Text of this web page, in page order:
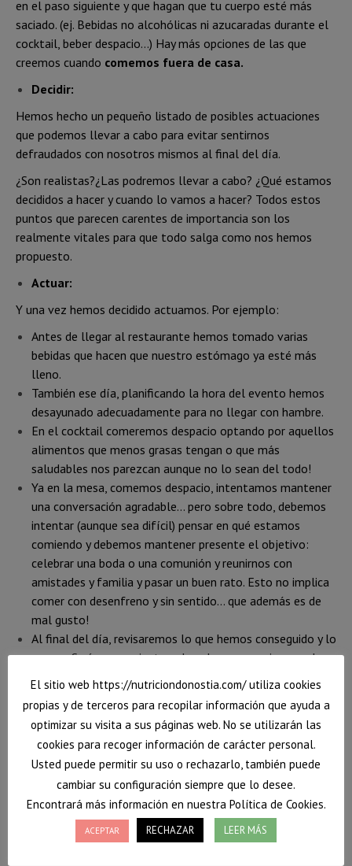
en el paso siguiente y que hagan que tu cuerpo esté más
saciado. (ej. Bebidas no alcohólicas ni azucaradas durante el
cocktail, beber despacio…) Hay más opciones de las que
creemos cuando comemos fuera de casa.
Decidir:
Hemos hecho un pequeño listado de posibles actuaciones
que podemos llevar a cabo para evitar sentirnos
defraudados con nosotros mismos al final del día.
¿Son realistas?¿Las podremos llevar a cabo? ¿Qué estamos
decididos a hacer y cuando lo vamos a hacer? Todos estos
puntos que parecen carentes de importancia son los
realmente vitales para que todo salga como nos hemos
propuesto.
Actuar:
Y una vez hemos decidido actuamos. Por ejemplo:
Antes de llegar al restaurante hemos tomado varias
bebidas que hacen que nuestro estómago ya esté más
lleno.
También ese día, planificando la hora del evento hemos
desayunado adecuadamente para no llegar con hambre.
En el cocktail comeremos despacio optando por aquellos
alimentos que menos grasas tengan o que más
saludables nos parezcan aunque no lo sean del todo!
Ya en la mesa, comemos despacio, intentamos mantener
una conversación agradable… pero sobre todo, debemos
intentar (aunque sea difícil) pensar en qué estamos
comiendo y debemos mantener presente el objetivo:
celebrar una boda o una comunión y reunirnos con
amistades y familia y pasar un buen rato. Esto no implica
comer con desenfreno y sin sentido… que además es de
mal gusto!
Al final del día, revisaremos lo que hemos conseguido y lo
que no. Sería conveniente valorarlos para mejorar en la
próxima ocasión.
Otros eventos:
Lunch, cocktails… se han convertido en una forma habitual
de agasajar a clientes y/o asistentes a certámenes y
reuniones, normalmente de trabajo, en la que en un
descanso entre reunión y reunión podamos establecer
relaciones sociales con personas con un interés común
El sitio web https://nutriciondonostia.com/ utiliza cookies
propias y de terceros para recopilar información que ayuda a
optimizar su visita a sus páginas web. No se utilizarán las
cookies para recoger información de carácter personal.
Usted puede permitir su uso o rechazarlo, también puede
cambiar su configuración siempre que lo desee.
Encontrará más información en nuestra Política de Cookies.
ACEPTAR RECHAZAR LEER MÁS